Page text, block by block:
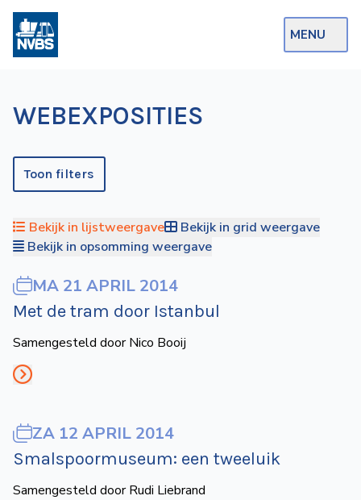
MENU
Op de Rails
NVBS Actueel
Afdelingen
Excursies
Actueel
Ons
aanbod
Over
de
Mijn
NVBS
WEBEXPOSITIES
Toon filters
Bekijk in lijstweergave
Bekijk in grid weergave
Bekijk in opsomming weergave
MA 21 APRIL 2014
Met de tram door Istanbul
Samengesteld door Nico Booij
ZA 12 APRIL 2014
Smalspoormuseum: een tweeluik
Samengesteld door Rudi Liebrand